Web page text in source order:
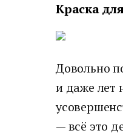
Краска
Довольно
и даже лет
— всё это